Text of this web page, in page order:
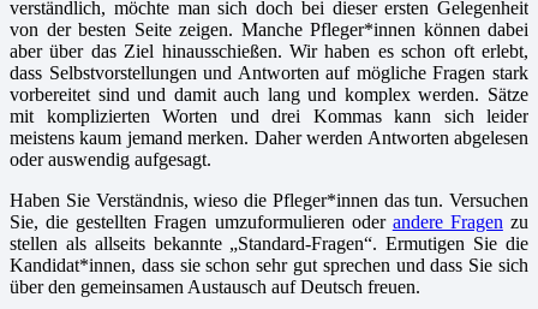
verständlich, möchte man sich doch bei dieser ersten Gelegenheit
von der besten Seite zeigen. Manche Pfleger*innen können dabei
aber über das Ziel hinausschießen. Wir haben es schon oft erlebt,
dass Selbstvorstellungen und Antworten auf mögliche Fragen stark
vorbereitet sind und damit auch lang und komplex werden. Sätze
mit komplizierten Worten und drei Kommas kann sich leider
meistens kaum jemand merken. Daher werden Antworten abgelesen
oder auswendig aufgesagt.
Haben Sie Verständnis, wieso die Pfleger*innen das tun. Versuchen
Sie, die gestellten Fragen umzuformulieren oder andere Fragen zu
stellen als allseits bekannte „Standard-Fragen“. Ermutigen Sie die
Kandidat*innen, dass sie schon sehr gut sprechen und dass Sie sich
über den gemeinsamen Austausch auf Deutsch freuen.